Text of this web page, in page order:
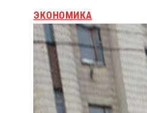
ЭКОНОМИКА